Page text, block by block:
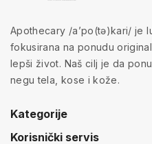
Apothecary /a’po(tə)kari/ je
fokusirana na ponudu
lepši život. Naš cilj je da
negu tela, kose i kože.
Kategorije
Korisnički servis